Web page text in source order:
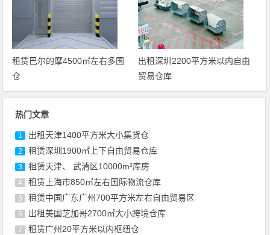
租赁巴尔的摩4500㎡左右多国
仓
出租深圳2200平方米以内自由
贸易仓库
热门文章
1 出租天津1400平方米大小集货仓
2 租赁深圳1900㎡上下自由贸易仓库
3 租赁天津、 武清区10000m²库房
4 租赁上海市850㎡左右国际物流仓库
5 租赁中国广东广州700平方米左右自由贸易区
6 出租美国芝加哥2700㎡大小跨境仓库
7 租赁广州20平方米以内枢纽仓